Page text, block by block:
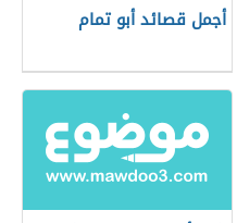
أجمل قصائد أبو تمام